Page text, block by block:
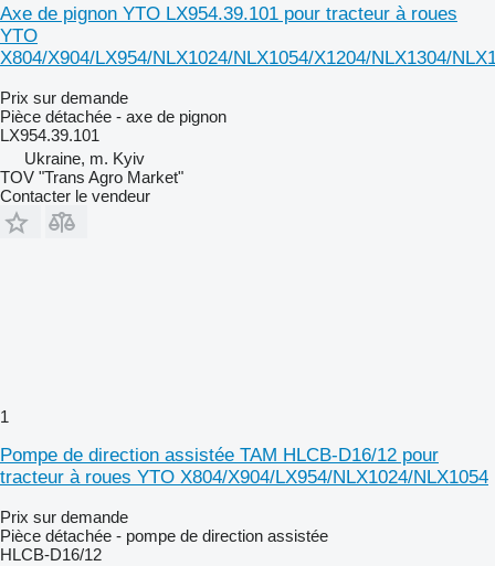
Axe de pignon YTO LX954.39.101 pour tracteur à roues
YTO
X804/X904/LX954/NLX1024/NLX1054/X1204/NLX1304/
Prix sur demande
Pièce détachée - axe de pignon
LX954.39.101
Ukraine, m. Kyiv
TOV "Trans Agro Market"
Contacter le vendeur
1
Pompe de direction assistée TAM HLCB-D16/12 pour
tracteur à roues YTO X804/X904/LX954/NLX1024/NLX1054
Prix sur demande
Pièce détachée - pompe de direction assistée
HLCB-D16/12